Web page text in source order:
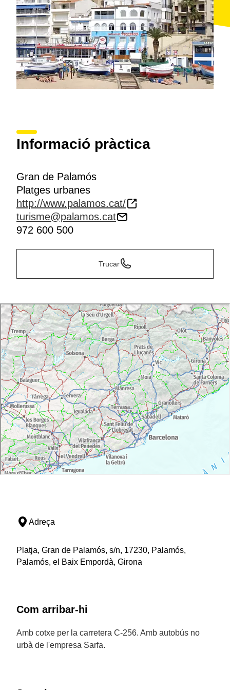
Informació pràctica
Gran de Palamós
Platges urbanes
http://www.palamos.cat/
turisme@palamos.cat
972 600 500
Trucar
Adreça
Platja, Gran de Palamós, s/n, 17230, Palamós,
Palamós, el Baix Empordà, Girona
Com arribar-hi
Amb cotxe per la carretera C-256. Amb autobús no
urbà de l'empresa Sarfa.